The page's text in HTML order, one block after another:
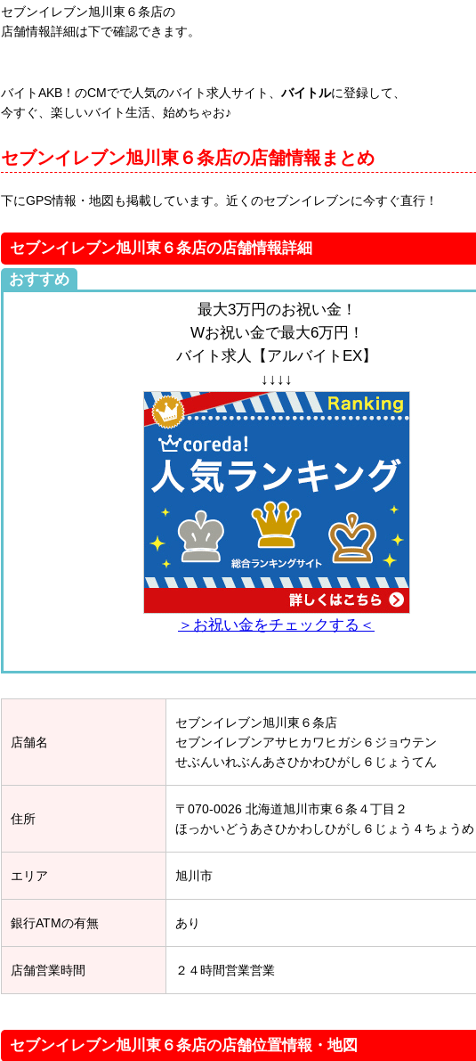
セブンイレブン旭川東６条店の
店舗情報詳細は下で確認できます。
バイトAKB！のCMでで人気のバイト求人サイト、 バイトルに登録して、
今すぐ、楽しいバイト生活、始めちゃお♪
セブンイレブン旭川東６条店の店舗情報まとめ
下にGPS情報・地図も掲載しています。近くのセブンイレブンに今すぐ直行！
セブンイレブン旭川東６条店の店舗情報詳細
おすすめ
最大3万円のお祝い金！
Wお祝い金で最大6万円！
バイト求人【アルバイトEX】
↓↓↓↓
＞お祝い金をチェックする＜
店舗名
セブンイレブン旭川東６条店
セブンイレブンアサヒカワヒガシ６ジョウテン
せぶんいれぶんあさひかわひがし６じょうてん
住所
〒070-0026 北海道旭川市東６条４丁目２
ほっかいどうあさひかわしひがし６じょう４ちょう
エリア 旭川市
銀行ATMの有無 あり
店舗営業時間 ２４時間営業営業
セブンイレブン旭川東６条店の店舗位置情報・地図